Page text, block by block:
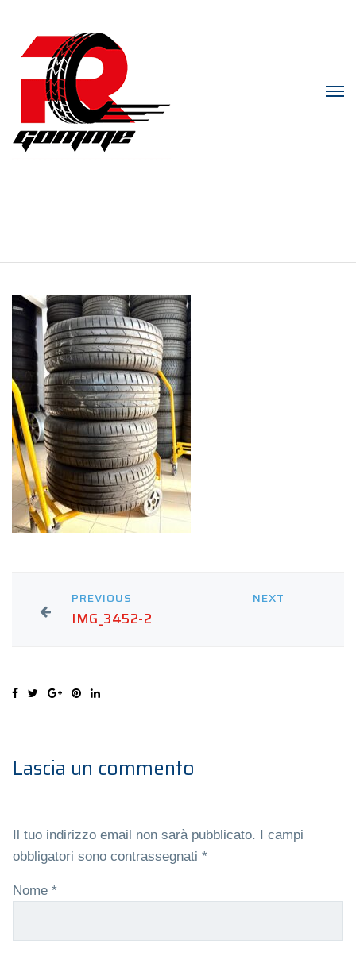
PREVIOUS
IMG_3452-2
NEXT
Lascia un commento
Il tuo indirizzo email non sarà pubblicato.
I campi
obbligatori sono contrassegnati *
Nome *